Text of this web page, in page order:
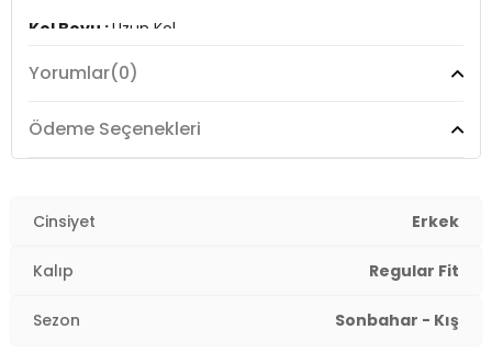
Kol Boyu :Uzun Kol
Cep :Cepli
Cep Tipi :Fermuarlı Cepler
Detaylar :
-İple ayarlanabilen kapüşon detayı
Menşei :
Yorumlar(0)
Ödeme Seçenekleri
Cinsiyet Erkek
Kalıp Regular Fit
Sezon Sonbahar - Kış